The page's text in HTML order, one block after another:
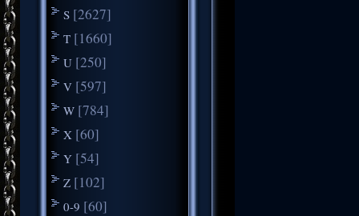
S [2627]
T [1660]
U [250]
V [597]
W [784]
X [60]
Y [54]
Z [102]
0-9 [60]